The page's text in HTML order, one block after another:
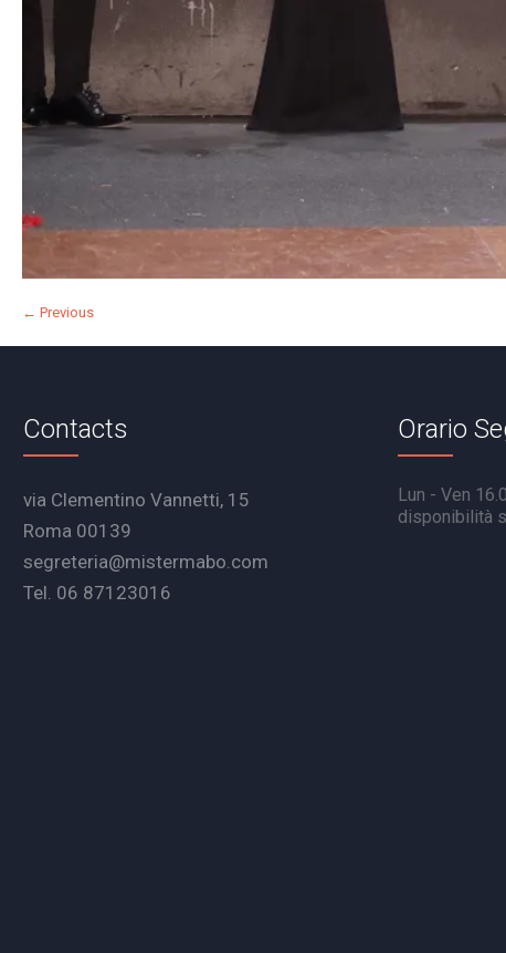
← Previous
Contacts
via Clementino Vannetti, 15
Roma 00139
segreteria@mistermabo.com
Tel. 06 87123016
Orario
Lun - Ven
disponibilità